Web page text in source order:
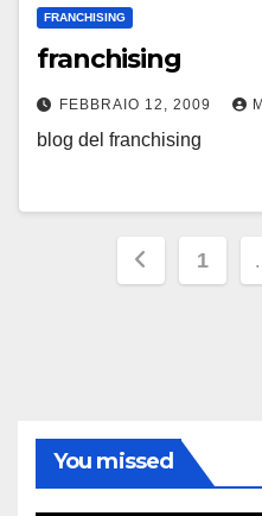
FRANCHISING
franchising
FEBBRAIO 12, 2009
blog del franchising
1
You missed